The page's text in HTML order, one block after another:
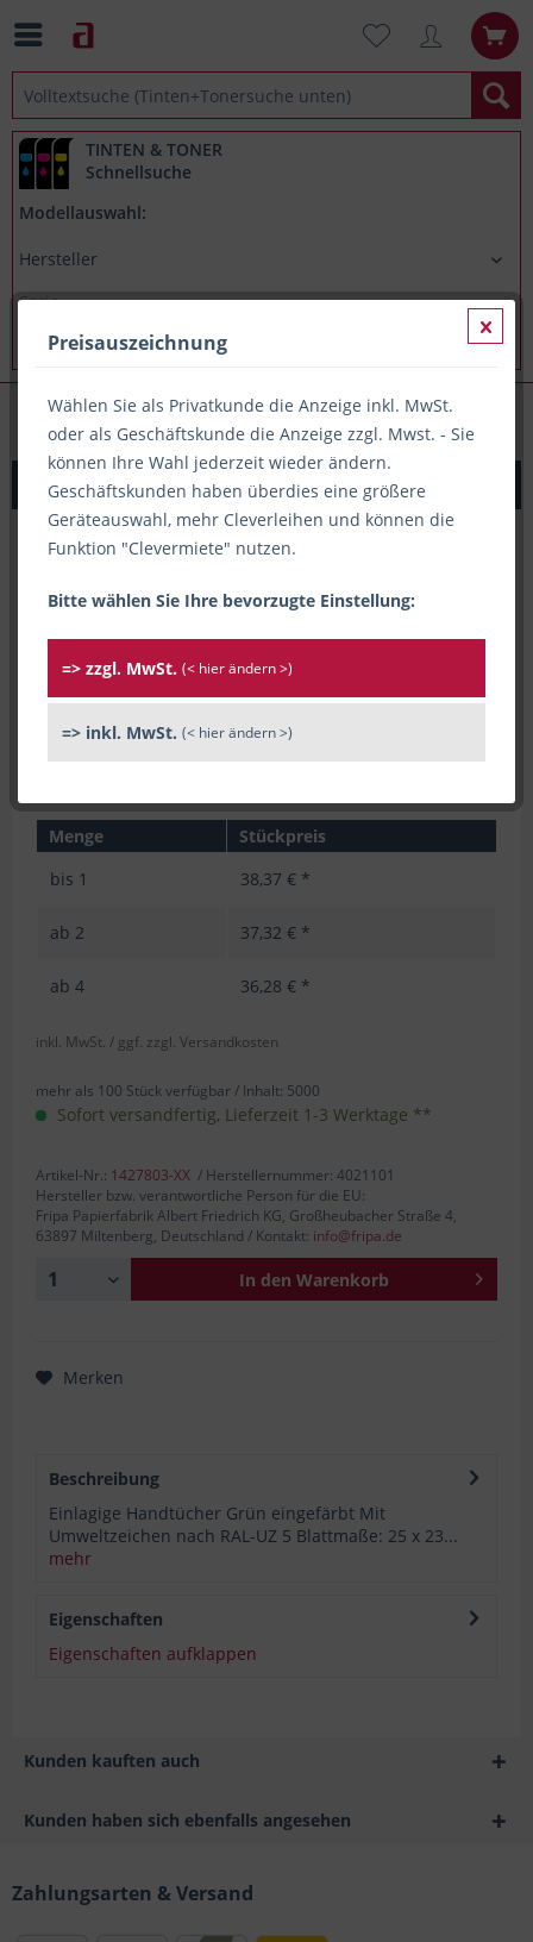
TINTEN & TONER
Schnellsuche
Modellauswahl:
Hygieneartikel
Falthandtuch 1-lagig, grün, V-Falzung, Fripa
Menge
Stückpreis
bis 1 38,37 € *
ab 2 37,32 € *
ab 4 36,28 € *
inkl. MwSt. / ggf. zzgl. Versandkosten
mehr als 100 Stück verfügbar / Inhalt: 5000
Sofort versandfertig, Lieferzeit 1-3 Werktage **
Artikel-Nr.: 1427803-XX / Herstellernummer: 4021101
Hersteller bzw. verantwortliche Person für die EU:
Fripa Papierfabrik Albert Friedrich KG, Großheubacher Straße 4,
63897 Miltenberg, Deutschland / Kontakt: info@fripa.de
In den Warenkorb
Merken
Beschreibung
Einlagige Handtücher Grün eingefärbt Mit
Umweltzeichen nach RAL-UZ 5 Blattmaße: 25 x 23...
mehr
Eigenschaften
Eigenschaften aufklappen
Kunden kauften auch
Kunden haben sich ebenfalls angesehen
Zahlungsarten & Versand
Preisauszeichnung
Wählen Sie als Privatkunde die Anzeige inkl. MwSt.
oder als Geschäftskunde die Anzeige zzgl. Mwst. - Sie
können Ihre Wahl jederzeit wieder ändern.
Geschäftskunden haben überdies eine größere
Geräteauswahl, mehr Cleverleihen und können die
Funktion "Clevermiete" nutzen.
Bitte wählen Sie Ihre bevorzugte Einstellung:
=> zzgl. MwSt. (< hier ändern >)
=> inkl. MwSt. (< hier ändern >)